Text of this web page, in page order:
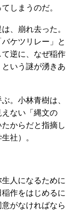
しまうのだ。
、崩れ去った。
ケツリレー」と
逆に、なぜ稲作
いう謎が湧きあ
。小林青樹は、
ない「縄文の
からだと指摘し
社）。
人になるために
作をはじめるに
がなければなら